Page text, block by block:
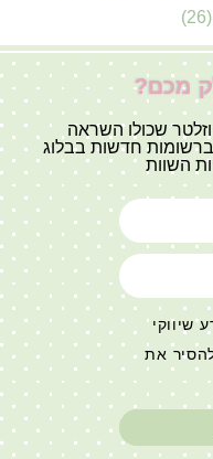
(26)
מכם?
שכולו השראה
חדשות בבלוג
השוות
שיווקי
להסיר את